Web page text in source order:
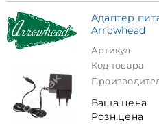
Адаптер
Arrowhead
Артикул
Код товара
Ваша цена
Розн.цена